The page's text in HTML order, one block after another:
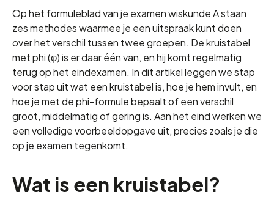
Op het formuleblad van je examen wiskunde A staan
zes methodes waarmee je een uitspraak kunt doen
over het verschil tussen twee groepen. De kruistabel
met phi (φ) is er daar één van, en hij komt regelmatig
terug op het eindexamen. In dit artikel leggen we stap
voor stap uit wat een kruistabel is, hoe je hem invult, en
hoe je met de phi-formule bepaalt of een verschil
groot, middelmatig of gering is. Aan het eind werken we
een volledige voorbeeldopgave uit, precies zoals je die
op je examen tegenkomt.
Wat is een kruistabel?